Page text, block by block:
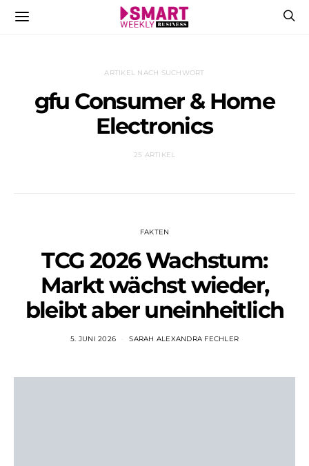
ARTIKEL NACH SUCHWORT
gfu Consumer & Home
Electronics
25 ARTIKEL
FAKTEN
TCG 2026 Wachstum:
Markt wächst wieder,
bleibt aber uneinheitlich
5. JUNI 2026 SARAH ALEXANDRA FECHLER